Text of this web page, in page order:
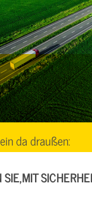
da draußen:
MIT